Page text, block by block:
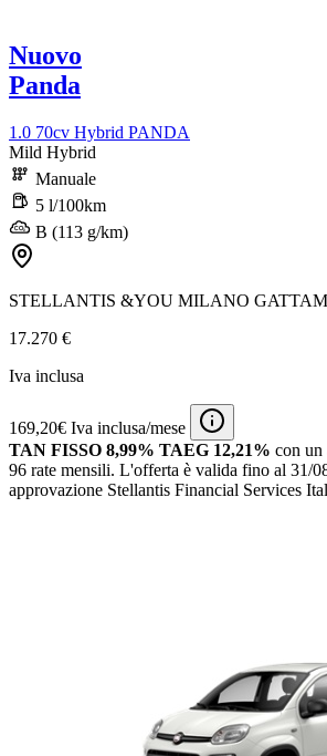
Nuovo
Panda
1.0 70cv Hybrid PANDA
Mild Hybrid
Manuale
5 l/100km
B (113 g/km)
STELLANTIS &YOU MILANO
17.270 €
Iva inclusa
169,20€ Iva inclusa/mese
TAN FISSO 8,99% TAEG 12,21% con un
96 rate mensili. L'offerta è valida fino al 31/
approvazione Stellantis Financial Services